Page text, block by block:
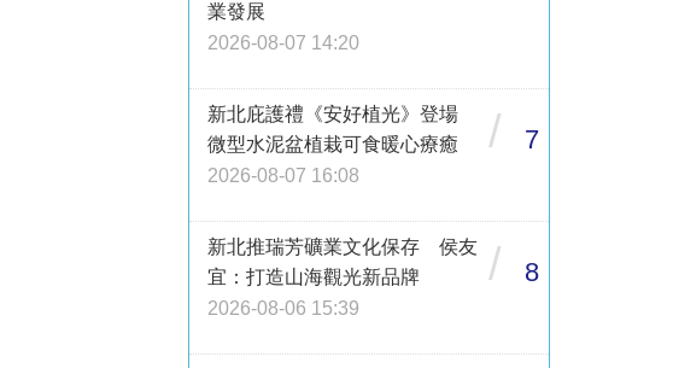
業發展
2026-08-07 14:20
新北庇護禮《安好植光》登場
微型水泥盆植栽可食暖心療癒
2026-08-07 16:08
/ 7
新北推瑞芳礦業文化保存 侯友
宜：打造山海觀光新品牌
2026-08-06 15:39
/ 8